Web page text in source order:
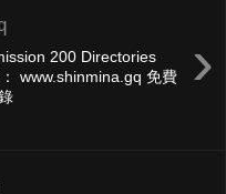
›
200 Directories
www.shinmina.gq 免費